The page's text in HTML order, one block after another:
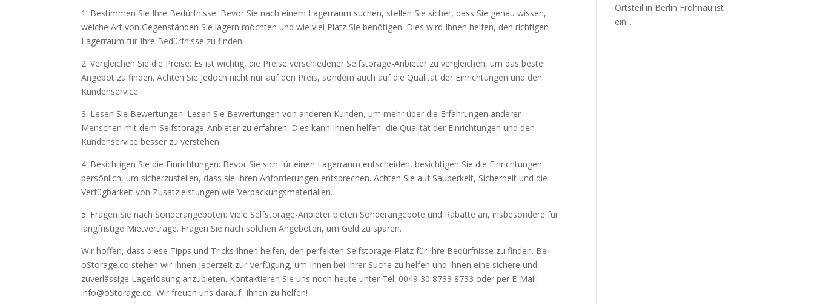
1. Bestimmen Sie Ihre Bedürfnisse: Bevor Sie nach einem Lagerraum suchen, stellen Sie sicher, dass Sie genau wissen,
welche Art von Gegenständen Sie lagern möchten und wie viel Platz Sie benötigen. Dies wird Ihnen helfen, den richtigen
Lagerraum für Ihre Bedürfnisse zu finden.
2. Vergleichen Sie die Preise: Es ist wichtig, die Preise verschiedener Selfstorage-Anbieter zu vergleichen, um das beste
Angebot zu finden. Achten Sie jedoch nicht nur auf den Preis, sondern auch auf die Qualität der Einrichtungen und den
Kundenservice.
3. Lesen Sie Bewertungen: Lesen Sie Bewertungen von anderen Kunden, um mehr über die Erfahrungen anderer
Menschen mit dem Selfstorage-Anbieter zu erfahren. Dies kann Ihnen helfen, die Qualität der Einrichtungen und den
Kundenservice besser zu verstehen.
4. Besichtigen Sie die Einrichtungen: Bevor Sie sich für einen Lagerraum entscheiden, besichtigen Sie die Einrichtungen
persönlich, um sicherzustellen, dass sie Ihren Anforderungen entsprechen. Achten Sie auf Sauberkeit, Sicherheit und die
Verfügbarkeit von Zusatzleistungen wie Verpackungsmaterialien.
5. Fragen Sie nach Sonderangeboten: Viele Selfstorage-Anbieter bieten Sonderangebote und Rabatte an, insbesondere für
langfristige Mietverträge. Fragen Sie nach solchen Angeboten, um Geld zu sparen.
Wir hoffen, dass diese Tipps und Tricks Ihnen helfen, den perfekten Selfstorage-Platz für Ihre Bedürfnisse zu finden. Bei
oStorage.co stehen wir Ihnen jederzeit zur Verfügung, um Ihnen bei Ihrer Suche zu helfen und Ihnen eine sichere und
zuverlässige Lagerlösung anzubieten. Kontaktieren Sie uns noch heute unter Tel: 0049 30 8733 8733 oder per E-Mail:
info@oStorage.co. Wir freuen uns darauf, Ihnen zu helfen!
Ortsteil in Berlin Frohnau ist
ein...